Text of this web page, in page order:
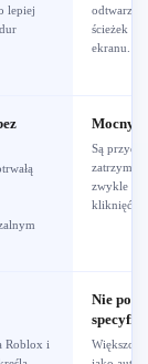
lepiej
ścieżek
ekranu.
Mocny
Są
zwykle
kliknięć
Roblox i
Nie